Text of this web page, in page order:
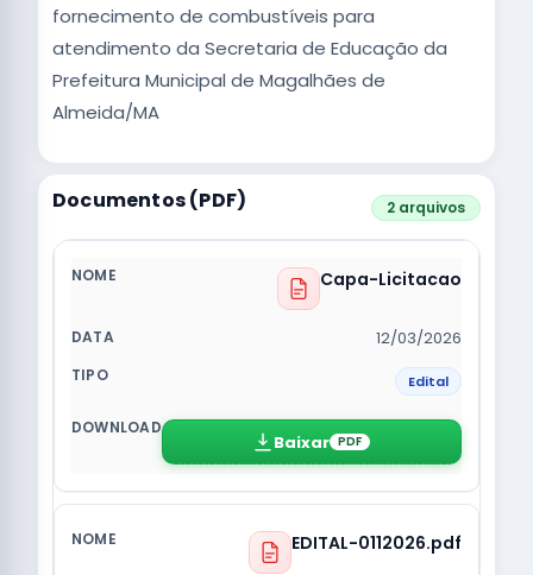
fornecimento de combustíveis para
atendimento da Secretaria de Educação da
Prefeitura Municipal de Magalhães de
Almeida/MA
Documentos (PDF) 2 arquivos
Capa-Licitacao
12/03/2026
Edital
Baixar PDF
EDITAL-0112026.pdf